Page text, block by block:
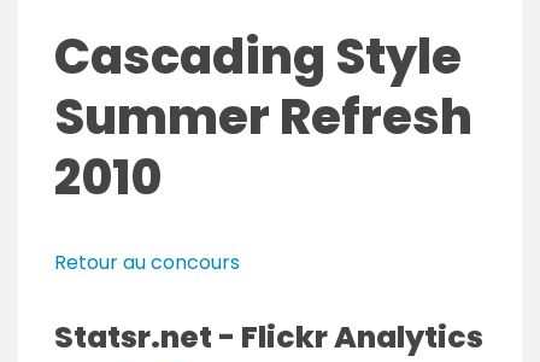
Cascading Style
Summer Refresh
2010
Retour au concours
Statsr.net - Flickr Analytics